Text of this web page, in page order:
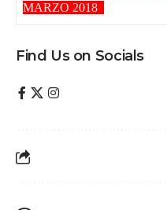
MARZO 2018
Find Us on Socials